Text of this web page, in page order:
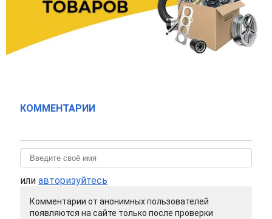
КОММЕНТАРИИ
или авторизуйтесь
Комментарии от анонимных пользователей
появляются на сайте только после проверки